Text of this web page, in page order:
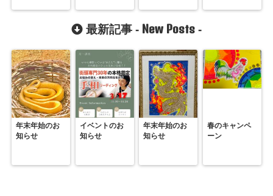
最新記事 - New Posts -
年末年始のお
知らせ
イベントのお
知らせ
年末年始のお
知らせ
春のキャンペ
ーン